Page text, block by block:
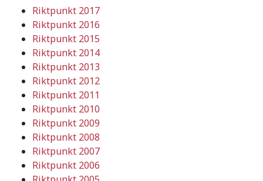
Riktpunkt 2017
Riktpunkt 2016
Riktpunkt 2015
Riktpunkt 2014
Riktpunkt 2013
Riktpunkt 2012
Riktpunkt 2011
Riktpunkt 2010
Riktpunkt 2009
Riktpunkt 2008
Riktpunkt 2007
Riktpunkt 2006